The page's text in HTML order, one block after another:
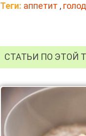
Теги: аппетит , голод
СТАТЬИ ПО ЭТОЙ